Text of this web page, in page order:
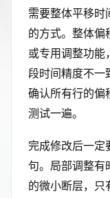
需要整体平移时
的方式。整体偏
或专用调整功能
段时间精度不一
确认所有行的偏
测试一遍。
完成修改后一定
句。局部调整有
的微小断层，只